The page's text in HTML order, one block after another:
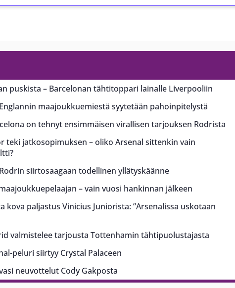
puskista – Barcelonan tähtitoppari lainalle Liverpooliin
maajoukkuemiestä syytetään pahoinpitelystä
on tehnyt ensimmäisen virallisen tarjouksen Rodrista
teki jatkosopimuksen – oliko Arsenal sittenkin vain
siirtosaagaan todellinen yllätyskäänne
– vain vuosi hankinnan jälkeen
kova paljastus Vinicius Juniorista: ”Arsenalissa uskotaan
valmistelee tarjousta Tottenhamin tähtipuolustajasta
peluri siirtyy Crystal Palaceen
neuvottelut Cody Gakposta